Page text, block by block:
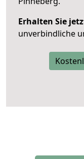
Erhalten Sie
unverbindliche